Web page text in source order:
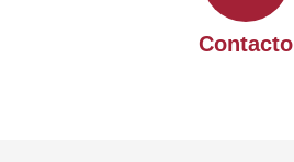
Contacto